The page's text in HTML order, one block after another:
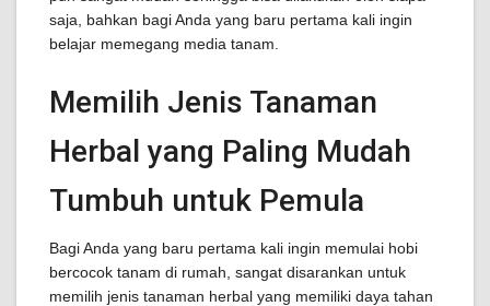
saja, bahkan bagi Anda yang baru pertama kali ingin
belajar memegang media tanam.
Memilih Jenis Tanaman
Herbal yang Paling Mudah
Tumbuh untuk Pemula
Bagi Anda yang baru pertama kali ingin memulai hobi
bercocok tanam di rumah, sangat disarankan untuk
memilih jenis tanaman herbal yang memiliki daya tahan